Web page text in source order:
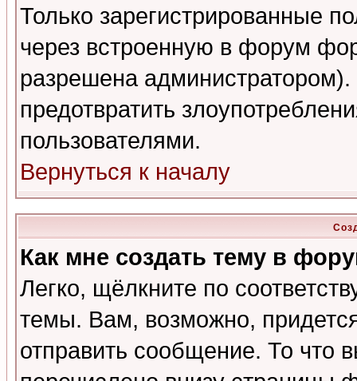
Только зарегистрированные
через встроенную в форум
разрешена
предотвратить
пользователями.
Вернуться к началу
Как мне создать тему в
Легко, щёлкните по
темы. Вам, возможно,
отправить сообщение. То что